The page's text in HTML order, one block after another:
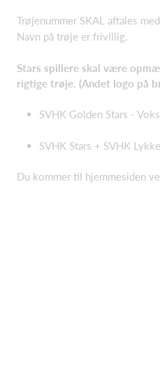
Trøjenummer SKAL aftales
Navn på trøje er frivillig.
Stars spillere skal være
rigtige trøje. (Andet logo på
SVHK Golden Stars -
SVHK Stars + SVHK
Du kommer til hjemmesiden